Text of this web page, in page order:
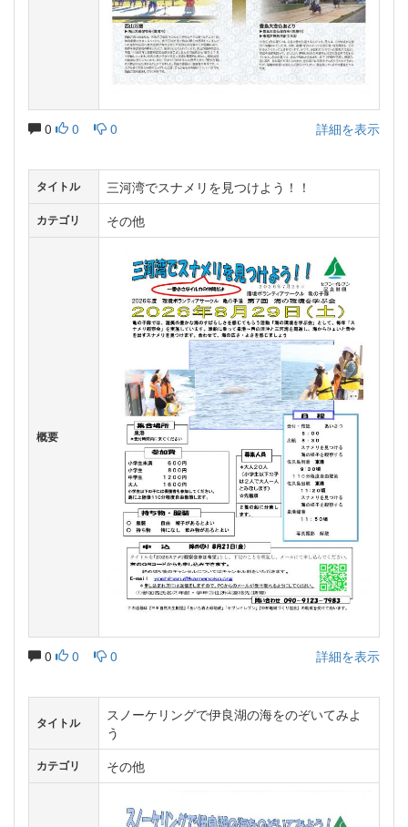
0 0 0 詳細を表示
タイトル 三河湾でスナメリを見つけよう！！
カテゴリ その他
概要
0 0 0 詳細を表示
タイトル
スノーケリングで伊良湖の海をのぞいてみよ
う
カテゴリ その他